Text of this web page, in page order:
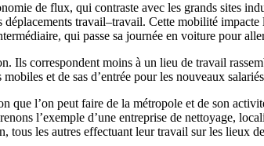
de flux, qui contraste avec les grands sites
travail–travail. Cette mobilité
qui passe sa journée en voiture pour
correspondent moins à un lieu de travail
et de sas d’entrée pour les nouveaux
que l’on peut faire de la métropole et de son
l’exemple d’une entreprise de nettoyage,
tous les autres effectuant leur travail sur les lieux